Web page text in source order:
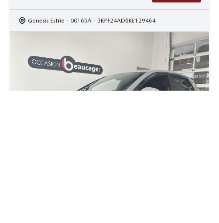
Genesis Estrie - 00165A - 3KPF24AD6KE129464